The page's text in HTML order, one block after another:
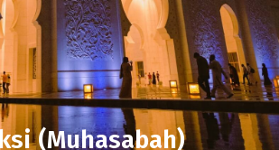
(Muhasabah)